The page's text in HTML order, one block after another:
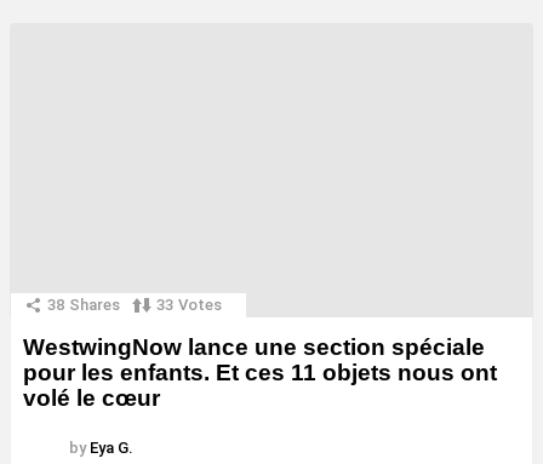
38 Shares 33 Votes
WestwingNow lance une section spéciale
pour les enfants. Et ces 11 objets nous ont
volé le cœur
by Eya G.